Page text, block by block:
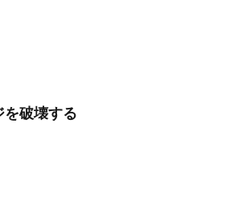
破壊する